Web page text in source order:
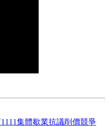
集體歇業抗議削價競爭